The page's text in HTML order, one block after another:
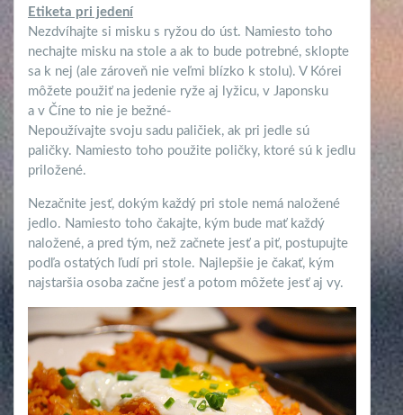
Etiketa pri jedení
Nezdvíhajte si misku s ryžou do úst. Namiesto toho
nechajte misku na stole a ak to bude potrebné, sklopte
sa k nej (ale zároveň nie veľmi blízko k stolu). V Kórei
môžete použiť na jedenie ryže aj lyžicu, v Japonsku
a v Číne to nie je bežné-
Nepoužívajte svoju sadu paličiek, ak pri jedle sú
paličky. Namiesto toho použite poličky, ktoré sú k jedlu
priložené.
Nezačnite jesť, dokým každý pri stole nemá naložené
jedlo. Namiesto toho čakajte, kým bude mať každý
naložené, a pred tým, než začnete jesť a piť, postupujte
podľa ostatých ľudí pri stole. Najlepšie je čakať, kým
najstaršia osoba začne jesť a potom môžete jesť aj vy.